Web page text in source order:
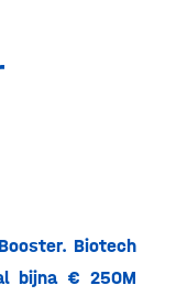
Biotech
bijna € 250M